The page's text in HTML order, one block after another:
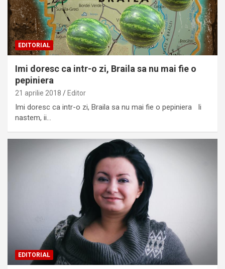
EDITORIAL
Imi doresc ca intr-o zi, Braila sa nu mai fie o
pepiniera
21 aprilie 2018 Editor
Imi doresc ca intr-o zi, Braila sa nu mai fie o pepiniera Ii
nastem, ii…
EDITORIAL